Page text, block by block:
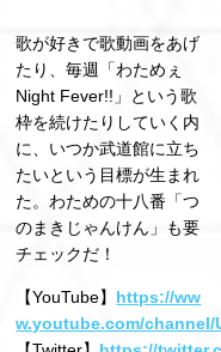
歌が好きで歌動画をあげ
たり、毎週「わためぇ
Night Fever!!」という歌
枠を続けたりしていく内
に、いつか武道館に⽴ち
たいという⽬標が⽣まれ
た。わための⼗⼋番「つ
のまきじゃんけん」も要
チェックだ！
【YouTube】 https://ww
w.youtube.com/channel/